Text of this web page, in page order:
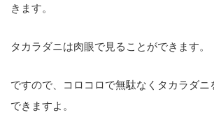
きます。
タカラダニは肉眼で見ることができます。
ですので、コロコロで無駄なくタカラダ
できますよ。